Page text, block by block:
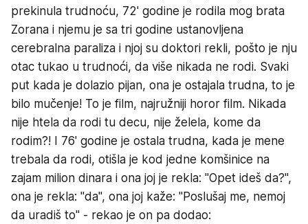
prekinula trudnoću, 72' godine je rodila mog brata
Zorana i njemu je sa tri godine ustanovljena
cerebralna paraliza i njoj su doktori rekli, pošto je nju
otac tukao u trudnoći, da više nikada ne rodi. Svaki
put kada je dolazio pijan, ona je ostajala trudna, to je
bilo mučenje! To je film, najružniji horor film. Nikada
nije htela da rodi tu decu, nije želela, kome da
rodim?! I 76' godine je ostala trudna, kada je mene
trebala da rodi, otišla je kod jedne komšinice na
zajam milion dinara i ona joj je rekla: "Opet ideš da?",
ona je rekla: "da", ona joj kaže: "Poslušaj me, nemoj
da uradiš to" - rekao je on pa dodao: